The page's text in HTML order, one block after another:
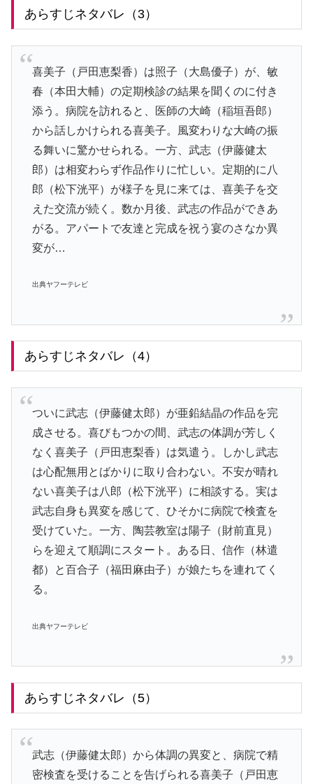
あらすじネタバレ（3）
喜美子（戸田恵梨香）は照子（大島優子）が、敏
春（本田大輔）の定期検診の結果を聞くのに付き
添う。病院を訪れると、医師の大崎（稲垣吾郎）
から話しかけられる喜美子。風変わりな大崎の振
る舞いに驚かせられる。一方、武志（伊藤健太
郎）は相変わらず作品作りに忙しい。定期的に八
郎（松下洸平）が様子を見に来ては、喜美子を交
えた交流が続く。数か月後、武志の作品ができあ
がる。アパートで友達と完成を祝う宴のさなか異
変が…
出典ヤフーテレビ
あらすじネタバレ（4）
ついに武志（伊藤健太郎）が亜鉛結晶の作品を完
成させる。喜びもつかの間、武志の体調が芳しく
なく喜美子（戸田恵梨香）は気遣う。しかし武志
は心配無用とばかりに取り合わない。不安が晴れ
ない喜美子は八郎（松下洸平）に相談する。実は
武志自身も異変を感じて、ひそかに病院で検査を
受けていた。一方、陶芸教室は陽子（財前直見）
らを迎えて順調にスタート。ある日、信作（林遣
都）と百合子（福田麻由子）が娘たちを連れてく
る。
出典ヤフーテレビ
あらすじネタバレ（5）
武志（伊藤健太郎）から体調の異変と、病院で精
密検査を受けることを告げられる喜美子（戸田恵